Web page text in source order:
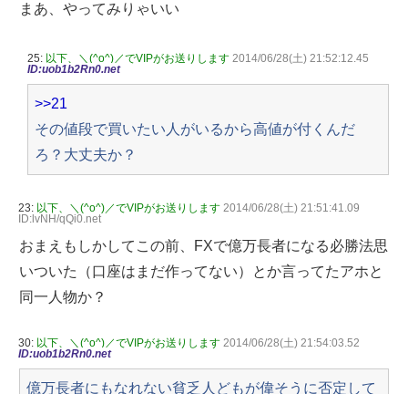
まあ、やってみりゃいい
25: 以下、＼(^o^)／でVIPがお送りします 2014/06/28(土) 21:52:12.45
ID:uob1b2Rn0.net
>>21
その値段で買いたい人がいるから高値が付くんだ
ろ？大丈夫か？
23: 以下、＼(^o^)／でVIPがお送りします 2014/06/28(土) 21:51:41.09
ID:lvNH/qQi0.net
おまえもしかしてこの前、FXで億万長者になる必勝法思
いついた（口座はまだ作ってない）とか言ってたアホと
同一人物か？
30: 以下、＼(^o^)／でVIPがお送りします 2014/06/28(土) 21:54:03.52
ID:uob1b2Rn0.net
億万長者にもなれない貧乏人どもが偉そうに否定して